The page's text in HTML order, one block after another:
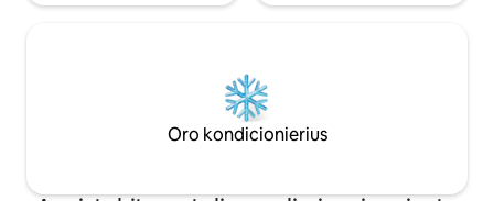
Oro kondicionierius